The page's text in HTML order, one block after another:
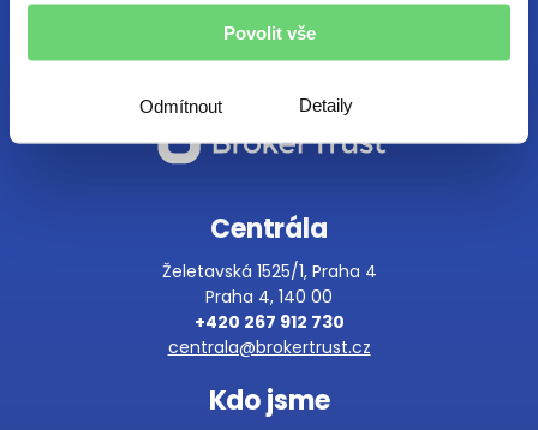
Detaily
Povolit vše
Odmítnout
Centrála
Želetavská 1525/1, Praha 4
Praha 4, 140 00
+420 267 912 730
centrala@brokertrust.cz
Kdo jsme